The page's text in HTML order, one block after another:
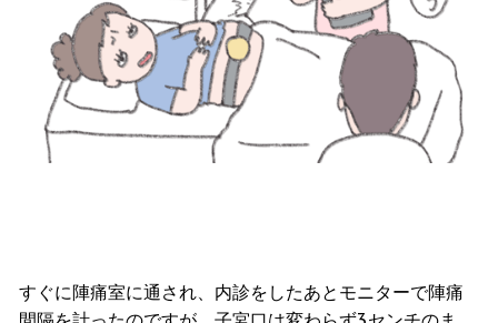
すぐに陣痛室に通され、内診をしたあとモニターで陣痛